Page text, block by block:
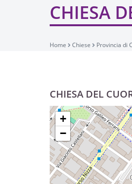
CHIESA
Home Chiese Provincia di
CHIESA DEL
+
−